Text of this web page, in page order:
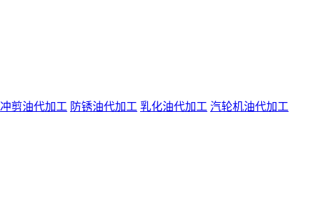
冲剪油代加工 防锈油代加工 乳化油代加工 汽轮机油代加工